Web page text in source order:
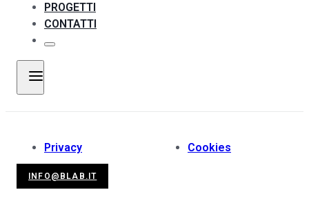
PROGETTI
CONTATTI
Privacy Cookies
INFO@BLAB.IT